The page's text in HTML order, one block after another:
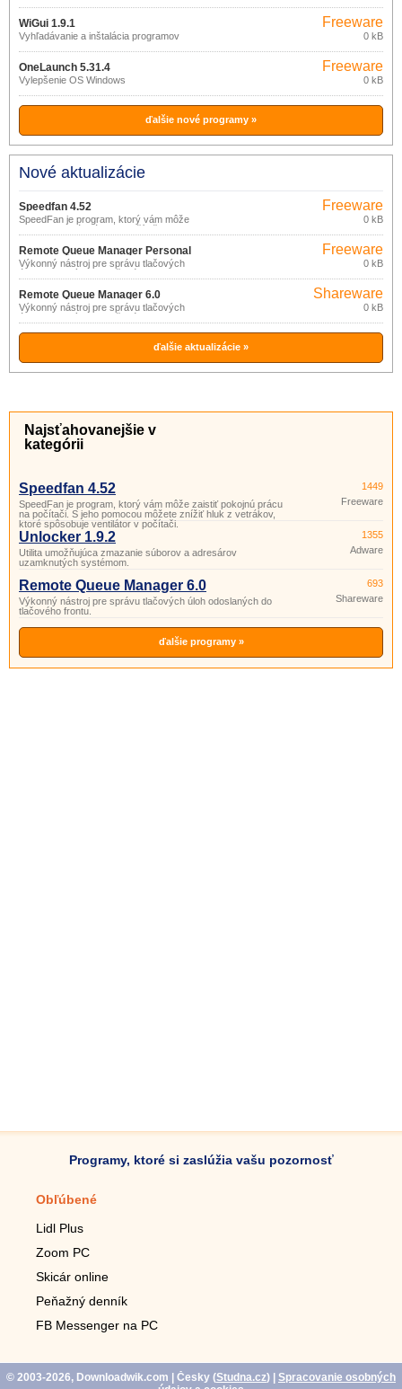
WiGui 1.9.1
Vyhľadávanie a inštalácia programov
Freeware
0 kB
OneLaunch 5.31.4
Vylepšenie OS Windows
Freeware
0 kB
ďalšie nové programy »
Nové aktualizácie
Speedfan 4.52
SpeedFan je program, ktorý vám môže
zaistiť pokojnú prácu na počítači. S jeho
pomocou môžete znížiť hluk z vetrákov,
ktoré spôsobuje ventilátor v počítači.
Freeware
0 kB
Remote Queue Manager Personal
6.0
Výkonný nástroj pre správu tlačových
úloh odoslaných do tlačového frontu.
Freeware
(pro
nekomerční
účely)
0 kB
Remote Queue Manager 6.0
Výkonný nástroj pre správu tlačových
úloh odoslaných do tlačového frontu.
Shareware
0 kB
ďalšie aktualizácie »
Najsťahovanejšie v
kategórii
Speedfan 4.52
SpeedFan je program, ktorý vám môže zaistiť pokojnú prácu
na počítači. S jeho pomocou môžete znížiť hluk z vetrákov,
ktoré spôsobuje ventilátor v počítači.
1449
Freeware
Unlocker 1.9.2
Utilita umožňujúca zmazanie súborov a adresárov
uzamknutých systémom.
1355
Adware
Remote Queue Manager 6.0
Výkonný nástroj pre správu tlačových úloh odoslaných do
tlačového frontu.
693
Shareware
ďalšie programy »
Programy, ktoré si zaslúžia vašu pozornosť
Obľúbené
Lidl Plus
Zoom PC
Skicár online
Peňažný denník
FB Messenger na PC
© 2003-2026, Downloadwik.com | Česky (Studna.cz)
Spracovanie osobných